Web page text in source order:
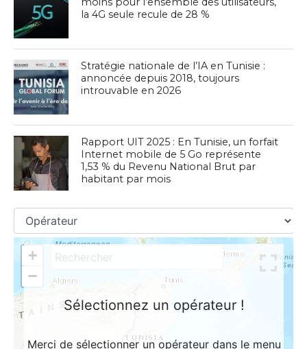
la 4G seule recule de 28 %
Stratégie nationale de l’IA en Tunisie :
annoncée depuis 2018, toujours
introuvable en 2026
Rapport UIT 2025 : En Tunisie, un forfait
Internet mobile de 5 Go représente
1,53 % du Revenu National Brut par
habitant par mois